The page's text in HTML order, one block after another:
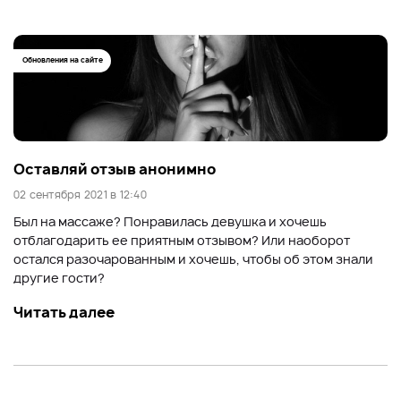
Обновления на сайте
Оставляй отзыв анонимно
02 сентября 2021 в 12:40
Был на массаже? Понравилась девушка и хочешь
отблагодарить ее приятным отзывом? Или наоборот
остался разочарованным и хочешь, чтобы об этом знали
другие гости?
Читать далее